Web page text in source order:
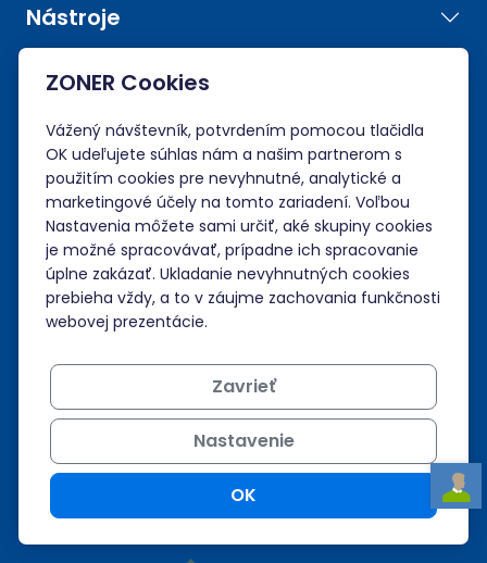
Nástroje
Spoločnosť
Administrácia
Prihlásiť sa
Neviem si rady?
Nápoveda
Podpora 24/7
+421 268 265 986
admin@zoner.sk
ZONER Cookies
Vážený návštevník, potvrdením pomocou tlačidla
OK udeľujete súhlas nám a našim partnerom s
použitím cookies pre nevyhnutné, analytické a
marketingové účely na tomto zariadení. Voľbou
Nastavenia môžete sami určiť, aké skupiny cookies
je možné spracovávať, prípadne ich spracovanie
úplne zakázať. Ukladanie nevyhnutných cookies
prebieha vždy, a to v záujme zachovania funkčnosti
webovej prezentácie.
Zavrieť
Nastavenie
OK